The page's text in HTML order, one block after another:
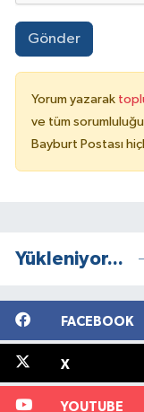
Gönder
Yorum yazarak
ve tüm
Bayburt Postası
Yükleniyor...
FACEBOOK
X
YOUTUBE